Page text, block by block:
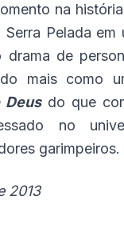
na
Serra Pelada em
de
mais como
Deusdo que
no
garimpeiros.
2013